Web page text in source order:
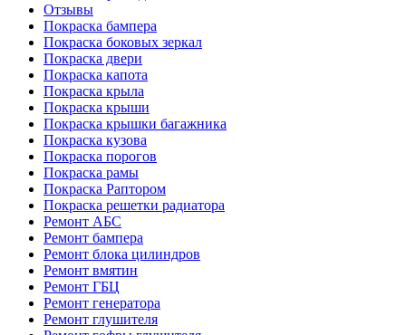
Отзывы
Покраска бампера
Покраска боковых зеркал
Покраска двери
Покраска капота
Покраска крыла
Покраска крыши
Покраска крышки багажника
Покраска кузова
Покраска порогов
Покраска рамы
Покраска Раптором
Покраска решетки радиатора
Ремонт АБС
Ремонт бампера
Ремонт блока цилиндров
Ремонт вмятин
Ремонт ГБЦ
Ремонт генератора
Ремонт глушителя